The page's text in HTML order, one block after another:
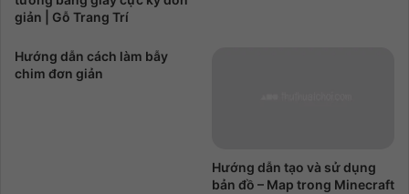
giản | Gỗ Trang Trí
Hướng dẫn cách làm bẫy
chim đơn giản
Hướng dẫn tạo và sử dụng
bản đồ – Map trong Minecraft